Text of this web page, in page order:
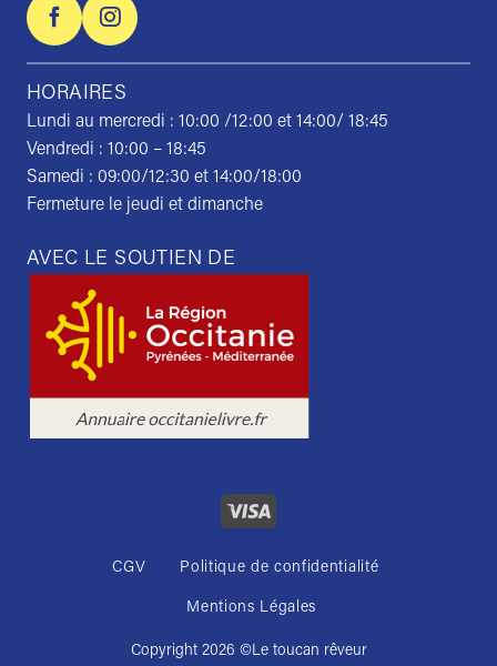
HORAIRES
Lundi au mercredi : 10:00 /12:00 et 14:00/ 18:45
Vendredi : 10:00 – 18:45
Samedi : 09:00/12:30 et 14:00/18:00
Fermeture le jeudi et dimanche
AVEC LE SOUTIEN DE
CGV Politique de confidentialité
Mentions Légales
Copyright 2026 ©Le toucan rêveur